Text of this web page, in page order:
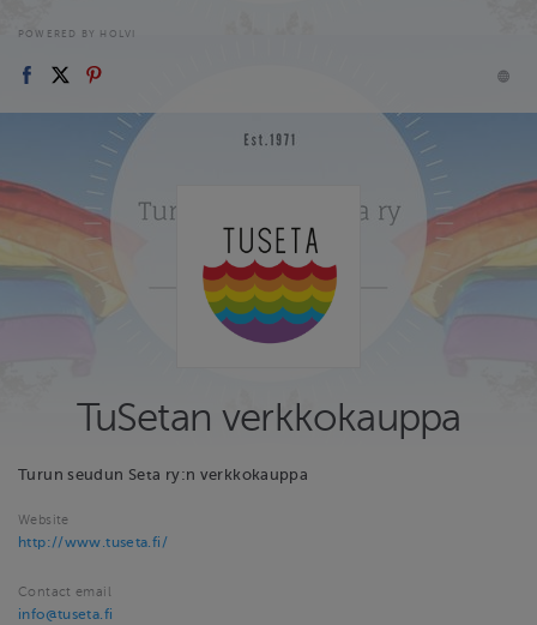
POWERED BY HOLVI
TuSetan verkkokauppa
Turun seudun Seta ry:n verkkokauppa
Website
http://www.tuseta.fi/
Contact email
info@tuseta.fi